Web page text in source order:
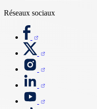
Réseaux sociaux